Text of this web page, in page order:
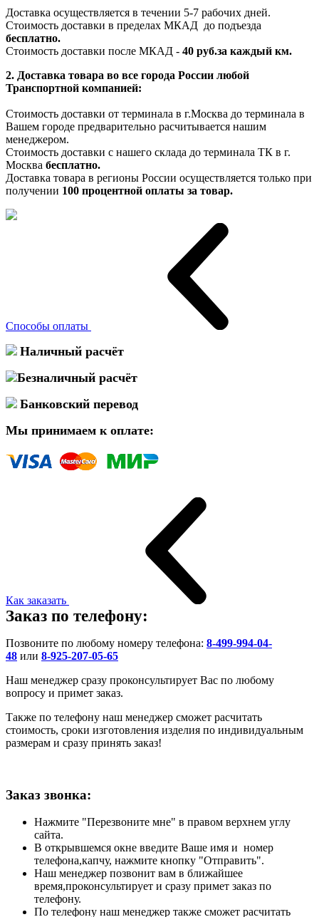
Доставка осуществляется в течении 5-7 рабочих дней.
Стоимость доставки в пределах МКАД до подъезда
бесплатно.
Стоимость доставки после МКАД - 40 руб.за каждый км.
2. Доставка товара во все города России любой
Транспортной компанией:
Стоимость доставки от терминала в г.Москва до терминала в
Вашем городе предварительно расчитывается нашим
менеджером.
Стоимость доставки с нашего склада до терминала ТК в г.
Москва бесплатно.
Доставка товара в регионы России осуществляется только при
получении 100 процентной оплаты за товар.
Способы оплаты
Наличный расчёт
Безналичный расчёт
Банковский перевод
Мы принимаем к оплате:
Как заказать
Заказ по телефону:
Позвоните по любому номеру телефона: 8-499-994-04-
48 или 8-925-207-05-65
Наш менеджер сразу проконсультирует Вас по любому
вопросу и примет заказ.
Также по телефону наш менеджер сможет расчитать
стоимость, сроки изготовления изделия по индивидуальным
размерам и сразу принять заказ!
Заказ звонка:
Нажмите "Перезвоните мне" в правом верхнем углу
сайта.
В открывшемся окне введите Ваше имя и номер
телефона,капчу, нажмите кнопку "Отправить".
Наш менеджер позвонит вам в ближайшее
время,проконсультирует и сразу примет заказ по
телефону.
По телефону наш менеджер также сможет расчитать